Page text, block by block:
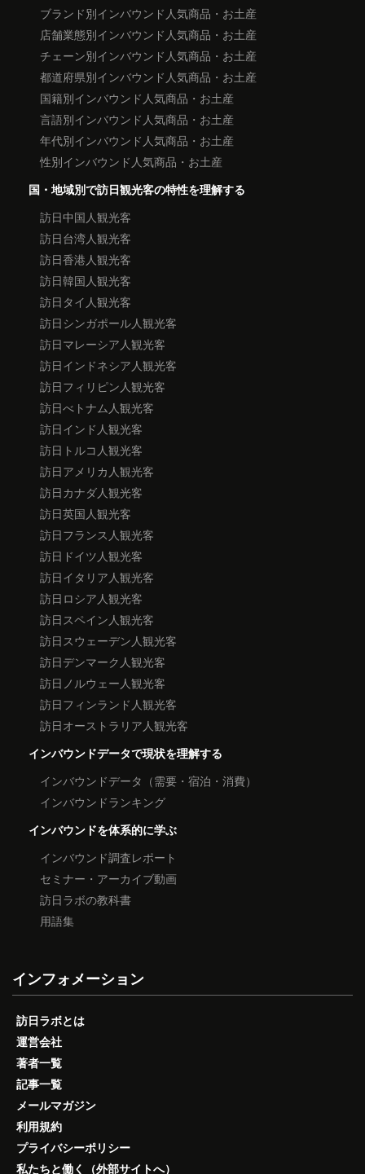
ブランド別インバウンド人気商品・お土産
店舗業態別インバウンド人気商品・お土産
チェーン別インバウンド人気商品・お土産
都道府県別インバウンド人気商品・お土産
国籍別インバウンド人気商品・お土産
言語別インバウンド人気商品・お土産
年代別インバウンド人気商品・お土産
性別インバウンド人気商品・お土産
国・地域別で訪日観光客の特性を理解する
訪日中国人観光客
訪日台湾人観光客
訪日香港人観光客
訪日韓国人観光客
訪日タイ人観光客
訪日シンガポール人観光客
訪日マレーシア人観光客
訪日インドネシア人観光客
訪日フィリピン人観光客
訪日べトナム人観光客
訪日インド人観光客
訪日トルコ人観光客
訪日アメリカ人観光客
訪日カナダ人観光客
訪日英国人観光客
訪日フランス人観光客
訪日ドイツ人観光客
訪日イタリア人観光客
訪日ロシア人観光客
訪日スペイン人観光客
訪日スウェーデン人観光客
訪日デンマーク人観光客
訪日ノルウェー人観光客
訪日フィンランド人観光客
訪日オーストラリア人観光客
インバウンドデータで現状を理解する
インバウンドデータ（需要・宿泊・消費）
インバウンドランキング
インバウンドを体系的に学ぶ
インバウンド調査レポート
セミナー・アーカイブ動画
訪日ラボの教科書
用語集
インフォメーション
訪日ラボとは
運営会社
著者一覧
記事一覧
メールマガジン
利用規約
プライバシーポリシー
私たちと働く（外部サイトへ）